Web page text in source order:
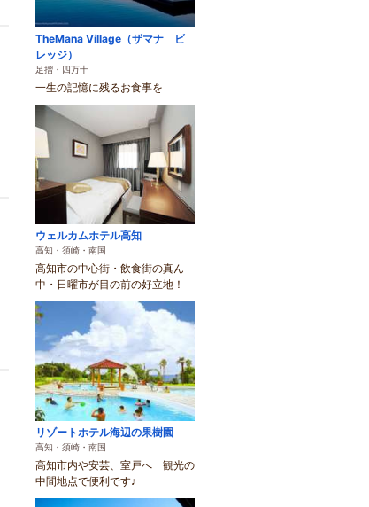
TheMana Village（ザマナ ビ
レッジ）
足摺・四万十
一生の記憶に残るお食事を
ウェルカムホテル高知
高知・須崎・南国
高知市の中心街・飲食街の真ん
中・日曜市が目の前の好立地！
リゾートホテル海辺の果樹園
高知・須崎・南国
高知市内や安芸、室戸へ 観光の
中間地点で便利です♪